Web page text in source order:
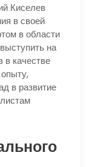
Киселев
в своей
в области
на
в качестве
в развитие